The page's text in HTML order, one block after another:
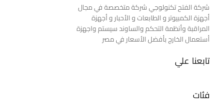
شركة الفتح تكنولوجي شركة متخصصة في مجال
أجهزة الكمبيوتر و الطابعات و الأحبار و أجهزة
المراقبة وأنظمة التحكم والساوند سيستم واجهزة
أستعمال الخارج بأفضل الأسعار في مصر
تابعنا علي
فئات